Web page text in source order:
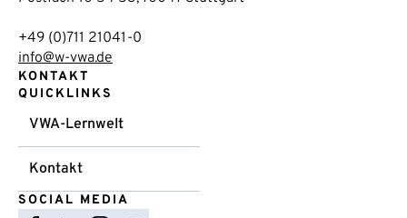
+49 (0)711 21041-0
info@w-vwa.de
KONTAKT
QUICKLINKS
VWA-Lernwelt
Kontakt
SOCIAL MEDIA